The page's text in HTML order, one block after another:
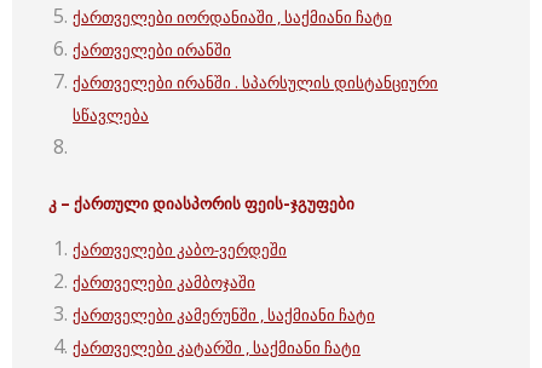
ქართველები იორდანიაში , საქმიანი ჩატი
ქართველები ირანში
ქართველები ირანში . სპარსულის დისტანციური
სწავლება
კ – ქართულიდიასპორის ფეის-ჯგუფები
ქართველები კაბო-ვერდეში
ქართველები კამბოჯაში
ქართველები კამერუნში , საქმიანი ჩატი
ქართველები კატარში , საქმიანი ჩატი